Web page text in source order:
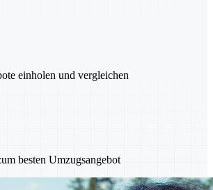
einholen und vergleichen
besten Umzugsangebot